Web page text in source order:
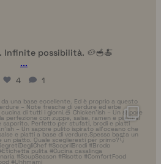
Infinite possibilità. 🥔🥣🍝
...
4 1
uhhmami.cibo
Luglio 7